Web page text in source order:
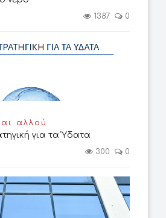
1387 0
αλλού
για τα Ύδατα
300 0